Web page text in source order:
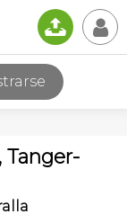
📤 👤
Tanger-